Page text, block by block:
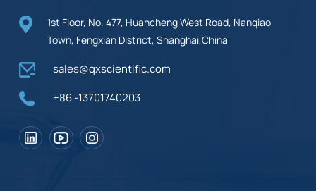
1st Floor, No. 477, Huancheng West Road, Nanqiao
Town, Fengxian District, Shanghai,China
sales@qxscientific.com
+86 -13701740203